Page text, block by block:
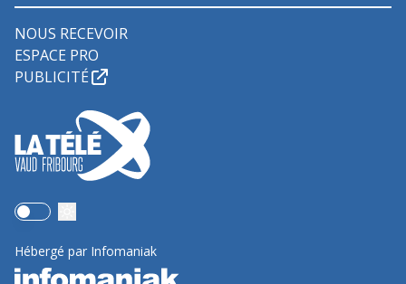
NOUS RECEVOIR
ESPACE PRO
PUBLICITÉ
Use setting
Hébergé par Infomaniak